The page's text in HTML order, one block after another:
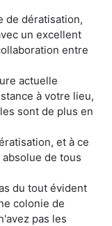
de dératisation,
un excellent
entre
actuelle
à votre lieu,
sont de plus en
et à ce
de tous
du tout évident
colonie de
pas les